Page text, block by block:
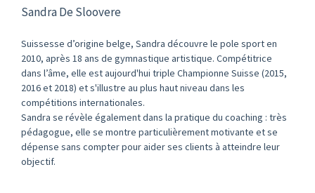
Sandra De Sloovere
Suissesse d’origine belge, Sandra découvre le pole sport en
2010, après 18 ans de gymnastique artistique. Compétitrice
dans l’âme, elle est aujourd'hui triple Championne Suisse (2015,
2016 et 2018) et s'illustre au plus haut niveau dans les
compétitions internationales.
Sandra se révèle également dans la pratique du coaching : très
pédagogue, elle se montre particulièrement motivante et se
dépense sans compter pour aider ses clients à atteindre leur
objectif.